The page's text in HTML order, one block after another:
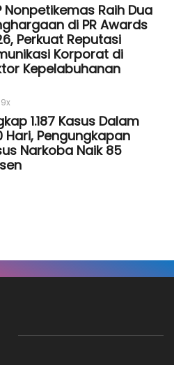
Nonpetikemas Raih Dua
di PR Awards
Perkuat Reputasi
Korporat di
Kepelabuhanan
1.187 Kasus Dalam
Hari, Pengungkapan
Narkoba Naik 85